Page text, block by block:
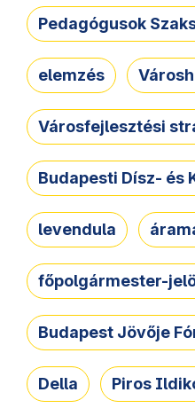
Pedagógusok
elemzés
Városfejlesztési
Budapesti Dísz- és
levendula
főpolgármester-
Budapest Jövője
Della Piros